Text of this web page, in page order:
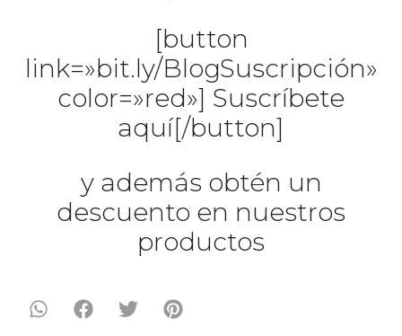
[button
link=»bit.ly/BlogSuscripción»
color=»red»] Suscríbete
aquí[/button]
y además obtén un
descuento en nuestros
productos